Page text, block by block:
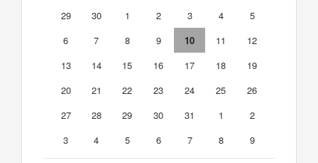
29
30 1 2 3 4
5
6
7 8 9 10 11
12
13
14 15 16 17 18
19
20
21 22 23 24 25
26
27
28 29 30 31 1
2
3
4 5 6 7 8 9